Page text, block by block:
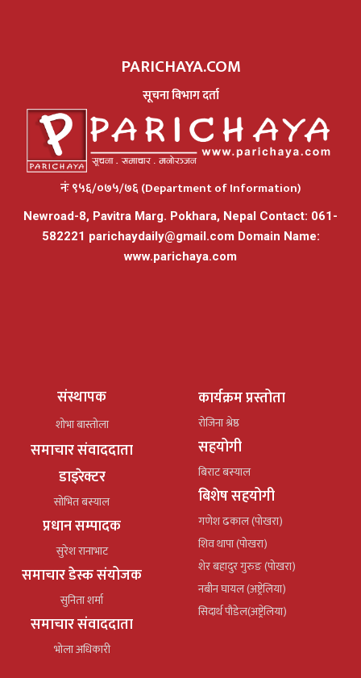
PARICHAYA.COM
सूचना विभाग दर्ता
नंः ९५६/०७५/७६ (Department of Information)
Newroad-8, Pavitra Marg. Pokhara, Nepal Contact: 061-
582221 parichaydaily@gmail.comDomain Name:
www.parichaya.com
संस्थापक
शोभा बास्तोला
समाचार संवाददाता
डाइरेक्टर
सोभित बस्याल
प्रधान सम्पादक
सुरेश रानाभाट
समाचार डेस्क संयोजक
सुनिता शर्मा
समाचार संवाददाता
भोला अधिकारी
कार्यक्रम प्रस्तोता
रोजिना श्रेष्ठ
सहयोगी
बिराट बस्याल
बिशेष सहयोगी
गणेश ढकाल (पोखरा)
शिव थापा (पोखरा)
शेर बहादुर गुरुङ (पोखरा)
नबीन घायल (अष्ट्रेलिया)
सिदार्थ पौडेल(अष्ट्रेलिया)